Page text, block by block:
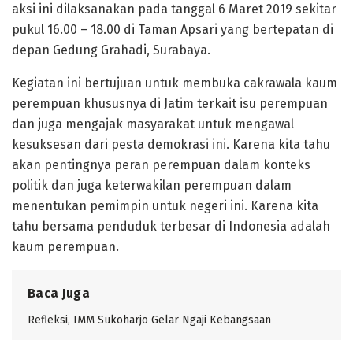
aksi ini dilaksanakan pada tanggal 6 Maret 2019 sekitar
pukul 16.00 – 18.00 di Taman Apsari yang bertepatan di
depan Gedung Grahadi, Surabaya.
Kegiatan ini bertujuan untuk membuka cakrawala kaum
perempuan khususnya di Jatim terkait isu perempuan
dan juga mengajak masyarakat untuk mengawal
kesuksesan dari pesta demokrasi ini. Karena kita tahu
akan pentingnya peran perempuan dalam konteks
politik dan juga keterwakilan perempuan dalam
menentukan pemimpin untuk negeri ini. Karena kita
tahu bersama penduduk terbesar di Indonesia adalah
kaum perempuan.
Baca Juga
Refleksi, IMM Sukoharjo Gelar Ngaji Kebangsaan